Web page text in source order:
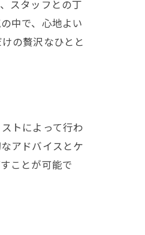
スタッフとの丁
中で、心地よい
の贅沢なひとと
トによって行わ
アドバイスとケ
ことが可能で